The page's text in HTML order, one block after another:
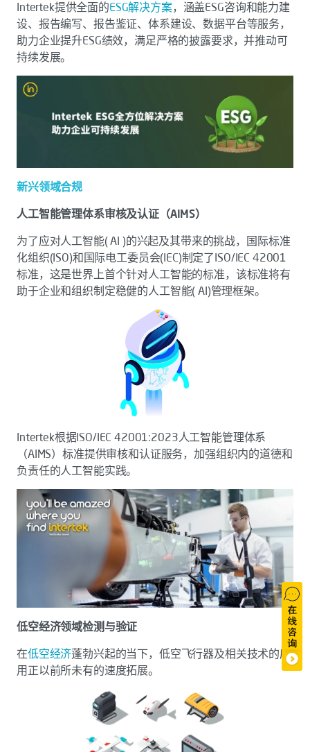
Intertek提供全面的ESG解决方案，涵盖ESG咨询和能力建
设、报告编写、报告鉴证、体系建设、数据平台等服务，
助力企业提升ESG绩效，满足严格的披露要求，并推动可
持续发展。
新兴领域合规
人工智能管理体系审核及认证（AIMS）
为了应对人工智能( AI )的兴起及其带来的挑战，国际标准
化组织(ISO)和国际电工委员会(IEC)制定了ISO/IEC 42001
标准，这是世界上首个针对人工智能的标准，该标准将有
助于企业和组织制定稳健的人工智能( AI)管理框架。
Intertek根据ISO/IEC 42001:2023人工智能管理体系
（AIMS）标准提供审核和认证服务，加强组织内的道德和
负责任的人工智能实践。
低空经济领域检测与验证
在低空经济蓬勃兴起的当下，低空飞行器及相关技术的应
用正以前所未有的速度拓展。